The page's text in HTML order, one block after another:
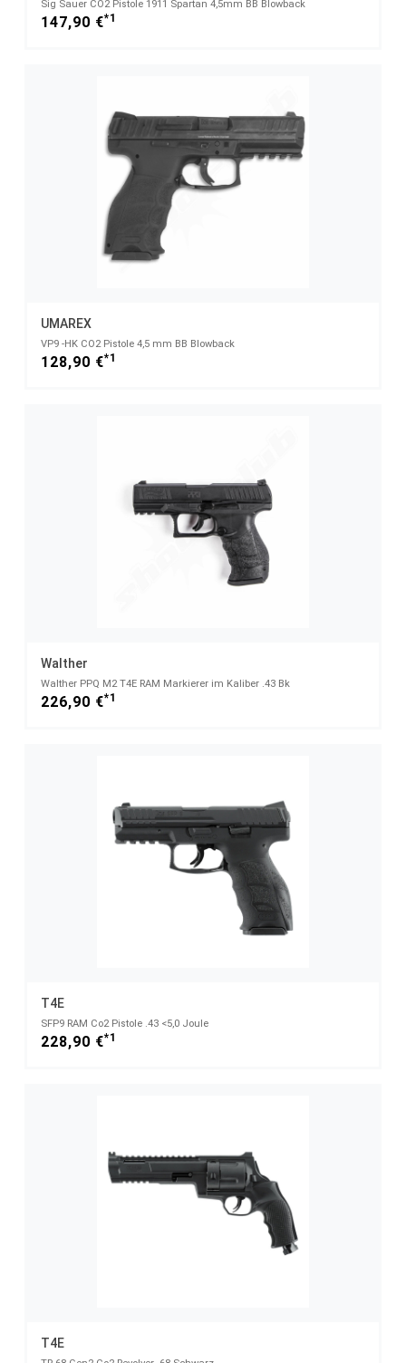
Sig Sauer CO2 Pistole 1911 Spartan 4,5mm BB Blowback
147,90 €*1
UMAREX
VP9 -HK CO2 Pistole 4,5 mm BB Blowback
128,90 €*1
Walther
Walther PPQ M2 T4E RAM Markierer im Kaliber .43 Bk
226,90 €*1
T4E
SFP9 RAM Co2 Pistole .43 <5,0 Joule
228,90 €*1
T4E